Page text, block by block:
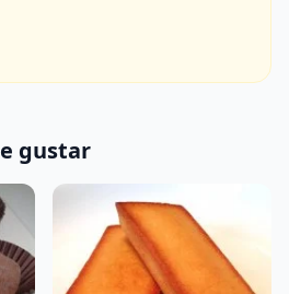
gustar